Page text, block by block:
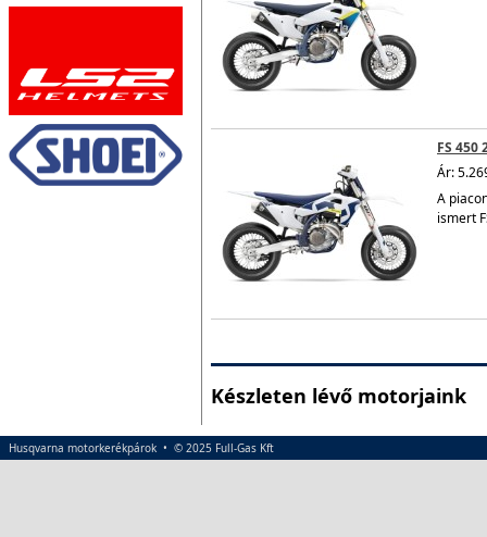
FS 450
Ár:
A
ismert
Készleten lévő motorjaink
Husqvarna motorkerékpárok • © 2025 Full-Gas Kft